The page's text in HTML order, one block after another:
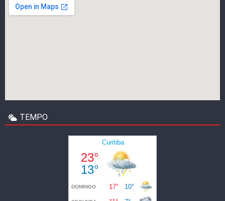
TEMPO